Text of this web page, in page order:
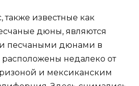
известные как
дюны, являются
песчаными дюнами в
недалеко от
и мексиканским